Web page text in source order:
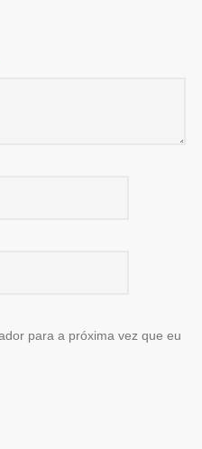
para a próxima vez que eu